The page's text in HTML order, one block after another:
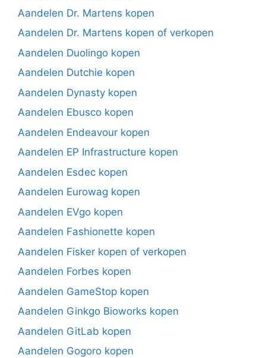
Aandelen Dr. Martens kopen
Aandelen Dr. Martens kopen of verkopen
Aandelen Duolingo kopen
Aandelen Dutchie kopen
Aandelen Dynasty kopen
Aandelen Ebusco kopen
Aandelen Endeavour kopen
Aandelen EP Infrastructure kopen
Aandelen Esdec kopen
Aandelen Eurowag kopen
Aandelen EVgo kopen
Aandelen Fashionette kopen
Aandelen Fisker kopen of verkopen
Aandelen Forbes kopen
Aandelen GameStop kopen
Aandelen Ginkgo Bioworks kopen
Aandelen GitLab kopen
Aandelen Gogoro kopen